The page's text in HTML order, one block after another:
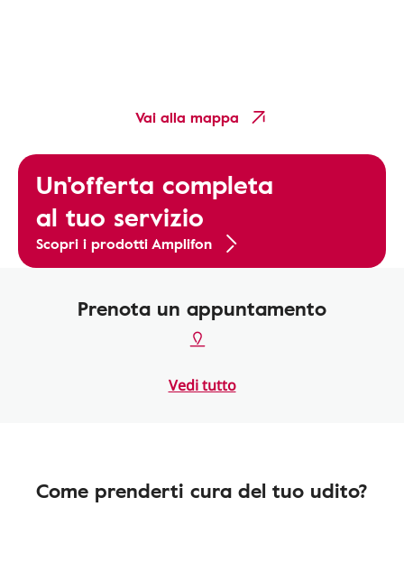
Vai alla mappa
Un'offerta completa
al tuo servizio
Scopri i prodotti Amplifon
Prenota un appuntamento
Vedi tutto
Come prenderti cura del tuo udito?